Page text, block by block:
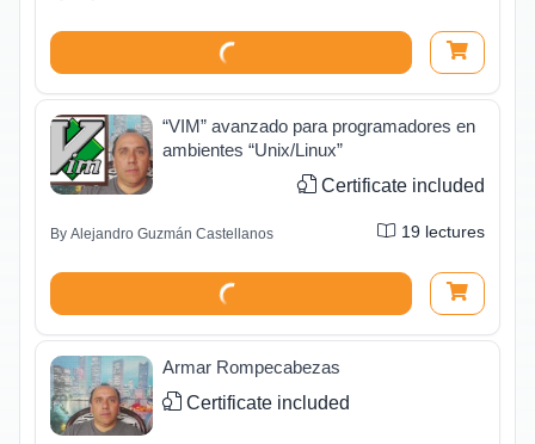
“VIM” avanzado para programadores en
ambientes “Unix/Linux”
Certificate included
By Alejandro Guzmán Castellanos 19 lectures
Armar Rompecabezas
Certificate included